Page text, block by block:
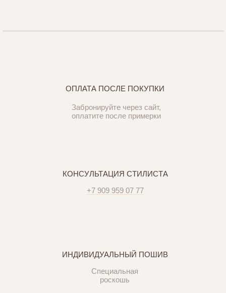
Специальная
роскошь
ИНДИВИДУАЛЬНЫЙ ПОШИВ
КОНСУЛЬТАЦИЯ СТИЛИСТА
+7 909 959 07 77
ОПЛАТА ПОСЛЕ ПОКУПКИ
Забронируйте через сайт,
оплатите после примерки